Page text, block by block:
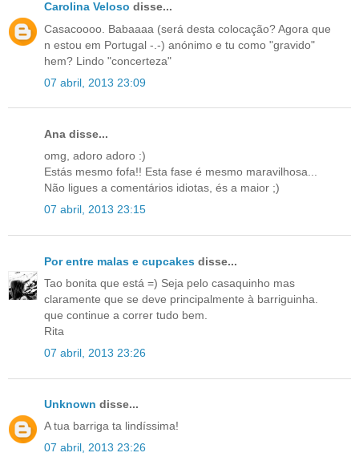
Carolina Veloso disse...
Casacoooo. Babaaaa (será desta colocação? Agora que
n estou em Portugal -.-) anónimo e tu como "gravido"
hem? Lindo "concerteza"
07 abril, 2013 23:09
Ana disse...
omg, adoro adoro :)
Estás mesmo fofa!! Esta fase é mesmo maravilhosa...
Não ligues a comentários idiotas, és a maior ;)
07 abril, 2013 23:15
Por entre malas e cupcakes disse...
Tao bonita que está =) Seja pelo casaquinho mas
claramente que se deve principalmente à barriguinha.
que continue a correr tudo bem.
Rita
07 abril, 2013 23:26
Unknown disse...
A tua barriga ta lindíssima!
07 abril, 2013 23:26